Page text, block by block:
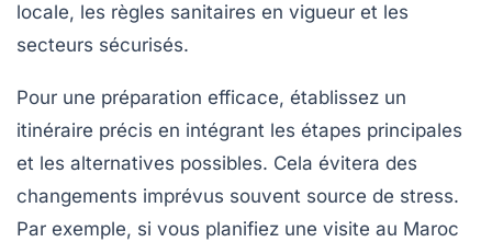
locale, les règles sanitaires en vigueur et les
secteurs sécurisés.
Pour une préparation efficace, établissez un
itinéraire précis en intégrant les étapes principales
et les alternatives possibles. Cela évitera des
changements imprévus souvent source de stress.
Par exemple, si vous planifiez une visite au Maroc